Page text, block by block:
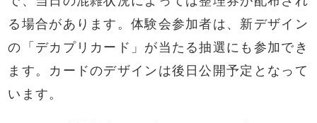
る場合があります。体験会参加者は、新デザイン
の「デカプリカード」が当たる抽選にも参加でき
ます。カードのデザインは後日公開予定となって
います。